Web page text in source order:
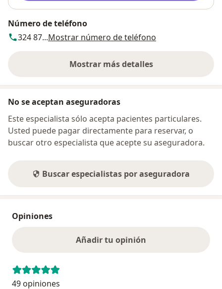
Número de teléfono
324 87...Mostrar número de teléfono
Mostrar más detalles
sobre la dirección
No se aceptan aseguradoras
Este especialista sólo acepta pacientes particulares.
Usted puede pagar directamente para reservar, o
buscar otro especialista que acepte su aseguradora.
Buscar especialistas por aseguradora
Opiniones
Añadir tu opinión
49 opiniones